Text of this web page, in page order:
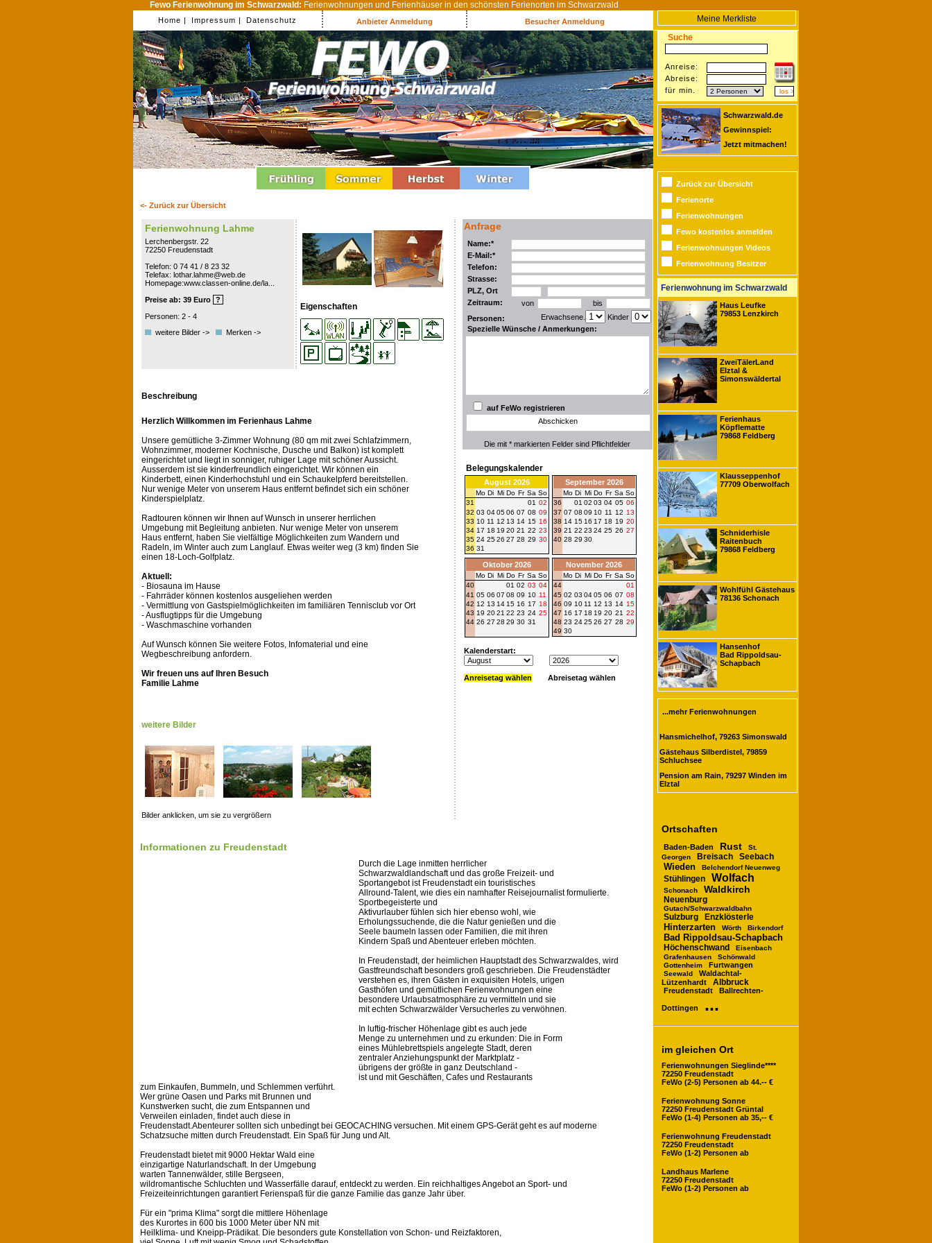
Fewo Ferienwohnung im Schwarzwald: Ferienwohnungen und Ferienhäuser in den schönsten Ferienorten im Schwarzwald
Home | Impressum | Datenschutz Anbieter Anmeldung Besucher Anmeldung
Meine Merkliste
Suche
Anreise:
Abreise:
für min.
Schwarzwald.de
Gewinnspiel:
Jetzt mitmachen!
<- Zurück zur Übersicht
Ferienwohnung Lahme
Lerchenbergstr. 22
72250 Freudenstadt
Telefon: 0 74 41 / 8 23 32
Telefax: lothar.lahme@web.de
Homepage:www.classen-online.de/la...
Preise ab: 39 Euro ?
Personen: 2 - 4
weitere Bilder ->
Merken ->
Eigenschaften
Anfrage
Name:*
E-Mail:*
Telefon:
Strasse:
PLZ, Ort
Zeitraum:
von
bis
Personen:
Erwachsene.
Kinder
Spezielle Wünsche / Anmerkungen:
auf FeWo registrieren
Abschicken
Die mit * markierten Felder sind Pflichtfelder
Belegungskalender
August 2026
Mo Di Mi Do Fr Sa So
31
01 02
32 03 04 05 06 07 08 09
33 10 11 12 13 14 15 16
34 17 18 19 20 21 22 23
35 24 25 26 27 28 29 30
36 31
September 2026
Mo Di Mi Do Fr Sa So
36
01 02 03 04 05 06
37 07 08 09 10 11 12 13
38 14 15 16 17 18 19 20
39 21 22 23 24 25 26 27
40 28 29 30
Oktober 2026
Mo Di Mi Do Fr Sa So
40
01 02 03 04
41 05 06 07 08 09 10 11
42 12 13 14 15 16 17 18
43 19 20 21 22 23 24 25
44 26 27 28 29 30 31
November 2026
Mo Di Mi Do Fr Sa So
44
01
45 02 03 04 05 06 07 08
46 09 10 11 12 13 14 15
47 16 17 18 19 20 21 22
48 23 24 25 26 27 28 29
49 30
Kalenderstart:
Anreisetag wählen Abreisetag wählen
Beschreibung
Herzlich Willkommen im Ferienhaus Lahme
Unsere gemütliche 3-Zimmer Wohnung (80 qm mit zwei Schlafzimmern,
Wohnzimmer, moderner Kochnische, Dusche und Balkon) ist komplett
eingerichtet und liegt in sonniger, ruhiger Lage mit schöner Aussicht.
Ausserdem ist sie kinderfreundlich eingerichtet. Wir können ein
Kinderbett, einen Kinderhochstuhl und ein Schaukelpferd bereitstellen.
Nur wenige Meter von unserem Haus entfernt befindet sich ein schöner
Kinderspielplatz.
Radtouren können wir Ihnen auf Wunsch in unserer herrlichen
Umgebung mit Begleitung anbieten. Nur wenige Meter von unserem
Haus entfernt, haben Sie vielfältige Möglichkeiten zum Wandern und
Radeln, im Winter auch zum Langlauf. Etwas weiter weg (3 km) finden Sie
einen 18-Loch-Golfplatz.
Aktuell:
- Biosauna im Hause
- Fahrräder können kostenlos ausgeliehen werden
- Vermittlung von Gastspielmöglichkeiten im familiären Tennisclub vor Ort
- Ausflugtipps für die Umgebung
- Waschmaschine vorhanden
Auf Wunsch können Sie weitere Fotos, Infomaterial und eine
Wegbeschreibung anfordern.
Wir freuen uns auf Ihren Besuch
Familie Lahme
weitere Bilder
Bilder anklicken, um sie zu vergrößern
Informationen zu Freudenstadt
Durch die Lage inmitten herrlicher
Schwarzwaldlandschaft und das große Freizeit- und
Sportangebot ist Freudenstadt ein touristisches
Allround-Talent, wie dies ein namhafter Reisejournalist formulierte.
Sportbegeisterte und
Aktivurlauber fühlen sich hier ebenso wohl, wie
Erholungssuchende, die die Natur genießen und die
Seele baumeln lassen oder Familien, die mit ihren
Kindern Spaß und Abenteuer erleben möchten.
In Freudenstadt, der heimlichen Hauptstadt des Schwarzwaldes, wird
Gastfreundschaft besonders groß geschrieben. Die Freudenstädter
verstehen es, ihren Gästen in exquisiten Hotels, urigen
Gasthöfen und gemütlichen Ferienwohnungen eine
besondere Urlaubsatmosphäre zu vermitteln und sie
mit echten Schwarzwälder Versucherles zu verwöhnen.
In luftig-frischer Höhenlage gibt es auch jede
Menge zu unternehmen und zu erkunden: Die in Form
eines Mühlebrettspiels angelegte Stadt, deren
zentraler Anziehungspunkt der Marktplatz -
übrigens der größte in ganz Deutschland -
ist und mit Geschäften, Cafes und Restaurants
zum Einkaufen, Bummeln, und Schlemmen verführt.
Wer grüne Oasen und Parks mit Brunnen und
Kunstwerken sucht, die zum Entspannen und
Verweilen einladen, findet auch diese in
Freudenstadt.Abenteurer sollten sich unbedingt bei GEOCACHING versuchen. Mit einem GPS-Gerät geht es auf moderne
Schatzsuche mitten durch Freudenstadt. Ein Spaß für Jung und Alt.
Freudenstadt bietet mit 9000 Hektar Wald eine
einzigartige Naturlandschaft. In der Umgebung
warten Tannenwälder, stille Bergseen,
wildromantische Schluchten und Wasserfälle darauf, entdeckt zu werden. Ein reichhaltiges Angebot an Sport- und
Freizeiteinrichtungen garantiert Ferienspaß für die ganze Familie das ganze Jahr über.
Für ein "prima Klima" sorgt die mittlere Höhenlage
des Kurortes in 600 bis 1000 Meter über NN mit
Heilklima- und Kneipp-Prädikat. Die besonders gute Konstellation von Schon- und Reizfaktoren,
Zurück zur Übersicht
Ferienorte
Ferienwohnungen
Fewo kostenlos anmelden
Ferienwohnungen Videos
Ferienwohnung Besitzer
Ferienwohnung im Schwarzwald
Haus Leufke
79853 Lenzkirch
ZweiTälerLand
Elztal &
Simonswäldertal
Ferienhaus
Köpflematte
79868 Feldberg
Klausseppenhof
77709 Oberwolfach
Schniderhisle
Raitenbuch
79868 Feldberg
Wohlfühl Gästehaus
78136 Schonach
Hansenhof
Bad Rippoldsau-
Schapbach
...mehr Ferienwohnungen
Hansmichelhof, 79263 Simonswald
Gästehaus Silberdistel, 79859
Schluchsee
Pension am Rain, 79297 Winden im
Elztal
Ortschaften
Baden-Baden Rust
St.
Georgen
Breisach Seebach
Wieden Belchendorf Neuenweg
Stühlingen Wolfach
Schonach Waldkirch
Neuenburg
Gutach/Schwarzwaldbahn
Sulzburg Enzklösterle
Hinterzarten Wörth Birkendorf
Bad Rippoldsau-Schapbach
Höchenschwand
Eisenbach
Grafenhausen
Schönwald
Gottenheim
Furtwangen
Seewald
Waldachtal-
Lützenhardt
Albbruck
Freudenstadt Ballrechten-
Dottingen ...
im gleichen Ort
Ferienwohnungen Sieglinde****
72250 Freudenstadt
FeWo (2-5) Personen ab 44.-- €
Ferienwohnung Sonne
72250 Freudenstadt Grüntal
FeWo (1-4) Personen ab 35,-- €
Ferienwohnung Freudenstadt
72250 Freudenstadt
FeWo (1-2) Personen ab
Landhaus Marlene
72250 Freudenstadt
FeWo (1-2) Personen ab